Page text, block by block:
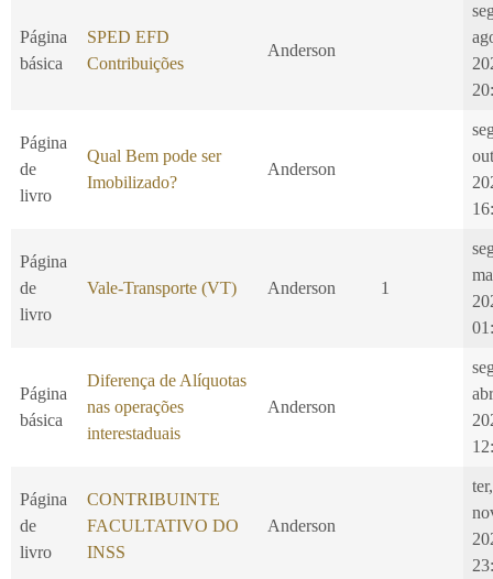
Página
básica
SPED EFD
Contribuições
Anderson
Página
de
livro
Qual Bem pode ser
Imobilizado?
Anderson
out
Página
de
livro
Vale-Transporte (VT) Anderson 1
Página
básica
Diferença de Alíquotas
nas operações
interestaduais
Anderson
abr
Página
de
livro
CONTRIBUINTE
FACULTATIVO DO
INSS
Anderson